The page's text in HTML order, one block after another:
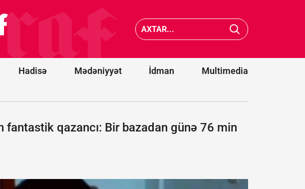
Hadisə Mədəniyyət İdman Multimedia
Vens və Modi
Hindistan
əməkdaşlığını
ediblər
fantastik qazancı: Bir bazadan günə 76 min